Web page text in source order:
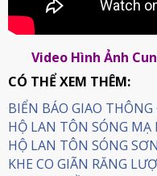
Video Hình Ảnh
CÓ THỂ XEM THÊM:
BIỂN BÁO GIAO
HỘ LAN TÔN SÓNG
HỘ LAN TÔN SÓNG
KHE CO GIÃN RĂNG